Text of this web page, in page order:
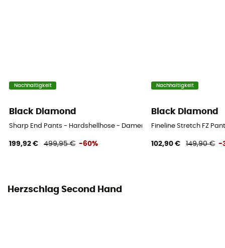
Nachhaltigkeit
Black Diamond
Sharp End Pants - Hardshellhose - Damen
199,92 € 499,95 € -60%
Nachhaltigkeit
Black Diamond
Fineline Stretch FZ
102,90 € 149,90 € -
Herzschlag Second Hand